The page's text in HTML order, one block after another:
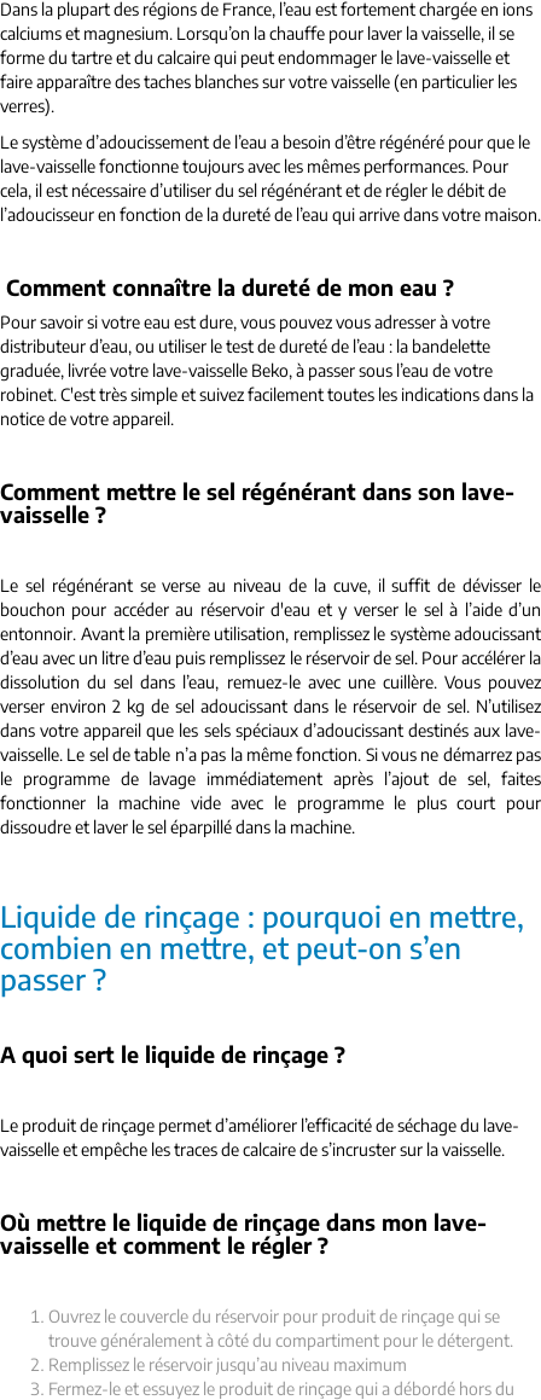
Dans la plupart des régions de France, l’eau est fortement chargée en ions
calciums et magnesium. Lorsqu’on la chauffe pour laver la vaisselle, il se
forme du tartre et du calcaire qui peut endommager le lave-vaisselle et
faire apparaître des taches blanches sur votre vaisselle (en particulier les
verres).
Le système d’adoucissement de l’eau a besoin d’être régénéré pour que le
lave-vaisselle fonctionne toujours avec les mêmes performances. Pour
cela, il est nécessaire d’utiliser du sel régénérant et de régler le débit de
l’adoucisseur en fonction de la dureté de l’eau qui arrive dans votre maison.
Comment connaître la dureté de mon eau ?
Pour savoir si votre eau est dure, vous pouvez vous adresser à votre
distributeur d’eau, ou utiliser le test de dureté de l’eau : la bandelette
graduée, livrée votre lave-vaisselle Beko, à passer sous l’eau de votre
robinet. C'est très simple et suivez facilement toutes les indications dans la
notice de votre appareil.
Comment mettre le sel régénérant dans son lave-
vaisselle ?
Le sel régénérant se verse au niveau de la cuve, il suffit de dévisser le
bouchon pour accéder au réservoir d'eau et y verser le sel à l’aide d’un
entonnoir. Avant la première utilisation, remplissez le système adoucissant
d’eau avec un litre d’eau puis remplissez le réservoir de sel. Pour accélérer la
dissolution du sel dans l’eau, remuez-le avec une cuillère. Vous pouvez
verser environ 2 kg de sel adoucissant dans le réservoir de sel. N’utilisez
dans votre appareil que les sels spéciaux d’adoucissant destinés aux lave-
vaisselle. Le sel de table n’a pas la même fonction. Si vous ne démarrez pas
le programme de lavage immédiatement après l’ajout de sel, faites
fonctionner la machine vide avec le programme le plus court pour
dissoudre et laver le sel éparpillé dans la machine.
Liquide de rinçage : pourquoi en mettre,
combien en mettre, et peut-on s’en
passer ?
A quoi sert le liquide de rinçage ?
Le produit de rinçage permet d’améliorer l’efficacité de séchage du lave-
vaisselle et empêche les traces de calcaire de s’incruster sur la vaisselle.
Où mettre le liquide de rinçage dans mon lave-
vaisselle et comment le régler ?
Ouvrez le couvercle du réservoir pour produit de rinçage qui se
trouve généralement à côté du compartiment pour le détergent.
Remplissez le réservoir jusqu’au niveau maximum
Fermez-le et essuyez le produit de rinçage qui a débordé hors du